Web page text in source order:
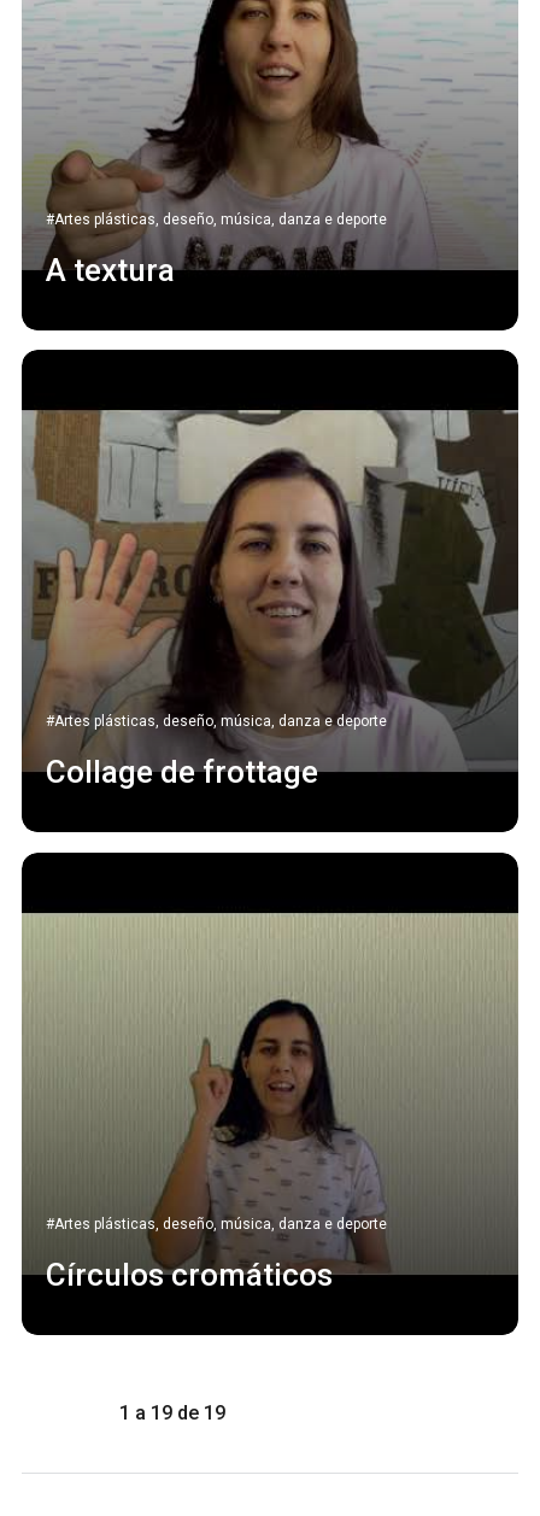
#Artes plásticas, deseño, música, danza e deporte
A textura
#Artes plásticas, deseño, música, danza e deporte
Collage de frottage
#Artes plásticas, deseño, música, danza e deporte
Círculos cromáticos
1 a 19 de 19